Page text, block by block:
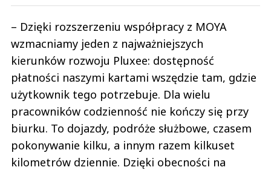
– Dzięki rozszerzeniu współpracy z MOYA
wzmacniamy jeden z najważniejszych
kierunków rozwoju Pluxee: dostępność
płatności naszymi kartami wszędzie tam, gdzie
użytkownik tego potrzebuje. Dla wielu
pracowników codzienność nie kończy się przy
biurku. To dojazdy, podróże służbowe, czasem
pokonywanie kilku, a innym razem kilkuset
kilometrów dziennie. Dzięki obecności na